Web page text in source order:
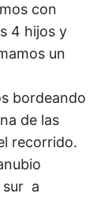
con
4 hijos y
un
bordeando
de las
recorrido.
sur a